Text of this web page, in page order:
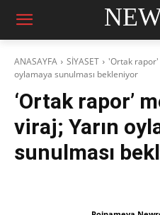
ANASAYFA SİYASET
'Ortak rapor'
oylamaya sunulması bekleniyor
‘Ortak rapor’
viraj; Yarın
sunulması